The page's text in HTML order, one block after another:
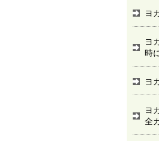
ヨ
ヨ
時
ヨ
ヨ
全